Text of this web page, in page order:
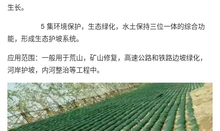
生长。
5 集环境保护，生态绿化，水土保持三位一体的综合功
能，形成生态护坡系统。
应用范围：一般用于荒山，矿山修复，高速公路和铁路边坡绿化，
河岸护坡，内河整治等工程中。